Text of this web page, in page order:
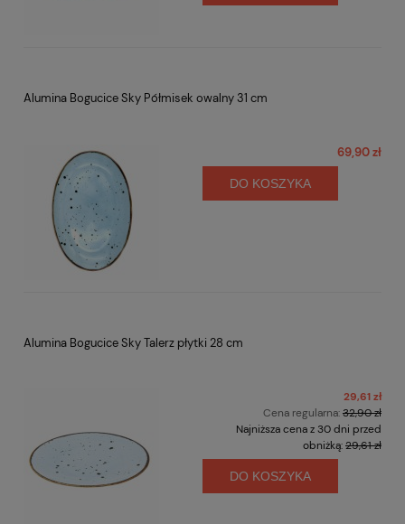
Alumina Bogucice Sky Półmisek owalny 31 cm
69,90 zł
DO KOSZYKA
Alumina Bogucice Sky Talerz płytki 28 cm
29,61 zł
Cena regularna:32,90 zł
Najniższa cena z 30 dni przed
obniżką:29,61 zł
DO KOSZYKA